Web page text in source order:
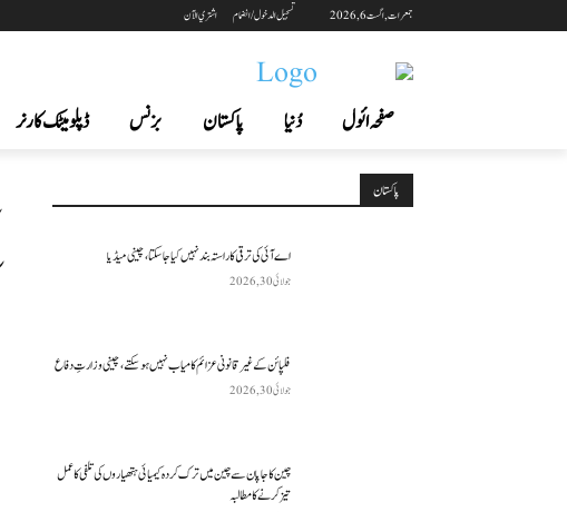
جمعرات, اگست 6, 2026 تسجيل الدخول / انضمام اشتري الآن
صفحہ ائول دُنیا پاکستان بزنس ڈپلومیٹک کارنر
پاکستان
اے آئی کی ترقی کا راستہ بند نہیں کیا جا سکتا، چینی میڈیا
جولائی 30, 2026
فلپائن کے غیر قانونی عزائم کامیاب نہیں ہو سکتے ، چینی وزارتِ دفاع
جولائی 30, 2026
چین کا جاپان سے چین میں ترک کردہ کیمیائی ہتھیاروں کی تلفی کا عمل
تیز کرنے کا مطالبہ